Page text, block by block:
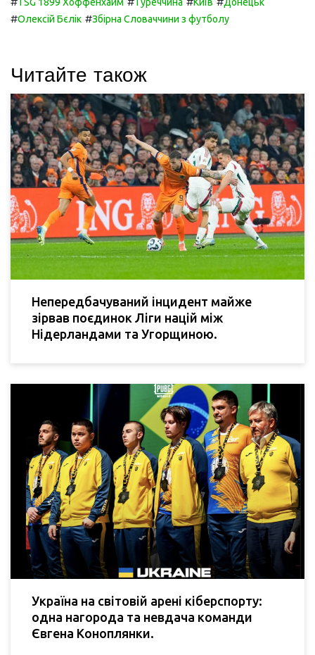
#Олексій Бєлік #Збірна Словаччини з футболу
Читайте також
Непередбачуваний інцидент майже
зірвав поєдинок Ліги націй між
Нідерландами та Угорщиною.
Україна на світовій арені кіберспорту:
одна нагорода та невдача команди
Євгена Коноплянки.